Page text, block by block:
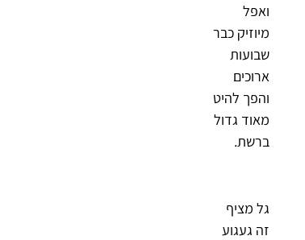
ואפל
מיוזיק כבר
שבועות
ארוכים
והפך להיט
מאוד גדול
ברשת.
גל מציף
זה געגוע